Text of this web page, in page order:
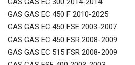
GAS GAS EC 450 F 2010-2025
GAS GAS EC 450 FSE 2003-2007
GAS GAS EC 450 FSR 2008-2009
GAS GAS EC 515 FSR 2008-2009